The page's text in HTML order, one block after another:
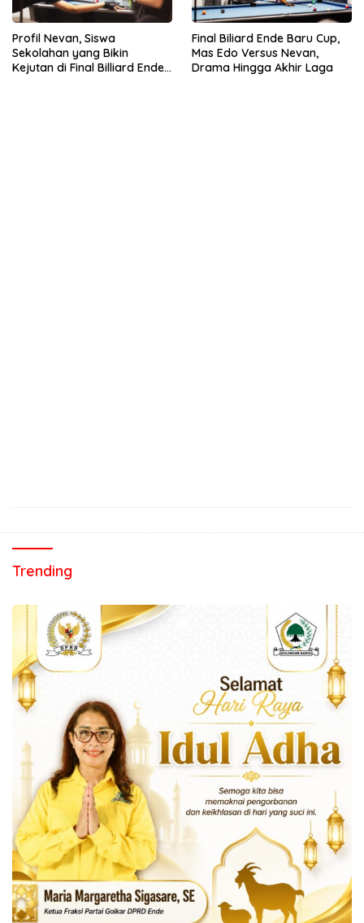
Profil Nevan, Siswa
Sekolahan yang Bikin
Kejutan di Final Billiard Ende
Final Biliard Ende Baru Cup,
Mas Edo Versus Nevan,
Drama Hingga Akhir Laga
Trending